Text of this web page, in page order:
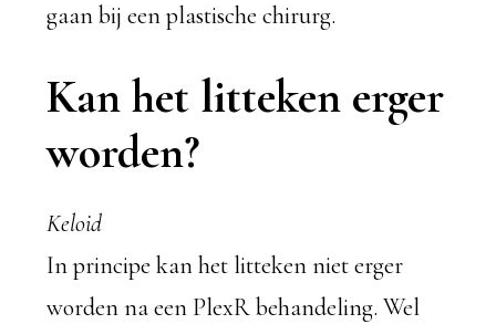
gaan bij een plastische chirurg.
Kan het litteken erger
worden?
Keloid
In principe kan het litteken niet erger
worden na een PlexR behandeling. Wel